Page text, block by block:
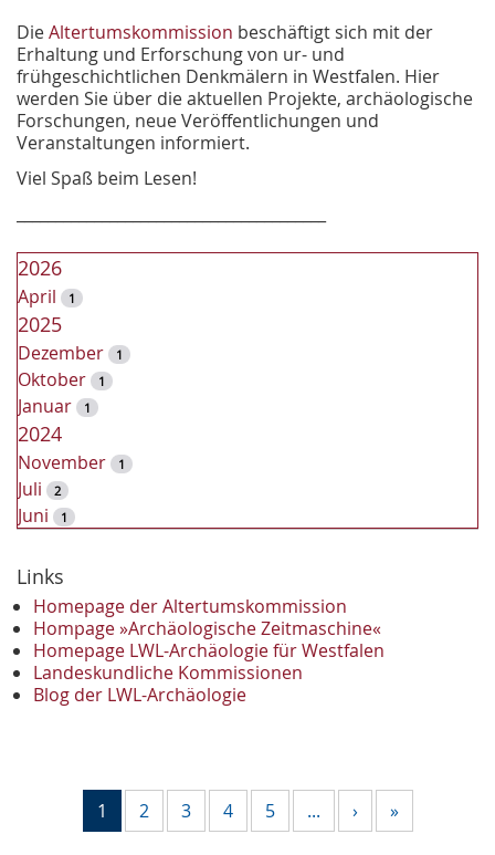
DieAltertumskommission beschäftigt sich mit der
Erhaltung und Erforschung von ur- und
frühgeschichtlichen Denkmälern in Westfalen. Hier
werden Sie über die aktuellen Projekte, archäologische
Forschungen, neue Veröffentlichungen und
Veranstaltungen informiert.
Viel Spaß beim Lesen!
2026
April 1
2025
Dezember 1
Oktober 1
Januar 1
2024
November 1
Juli 2
Juni 1
Dezember
November 2
Oktober 1
September 2
August 1
Mai 1
1
September
Links
Homepage der Altertumskommission
Hompage »Archäologische Zeitmaschine«
Homepage LWL-Archäologie für Westfalen
Landeskundliche Kommissionen
Blog der LWL-Archäologie
1 2 3 4 5 ... › »